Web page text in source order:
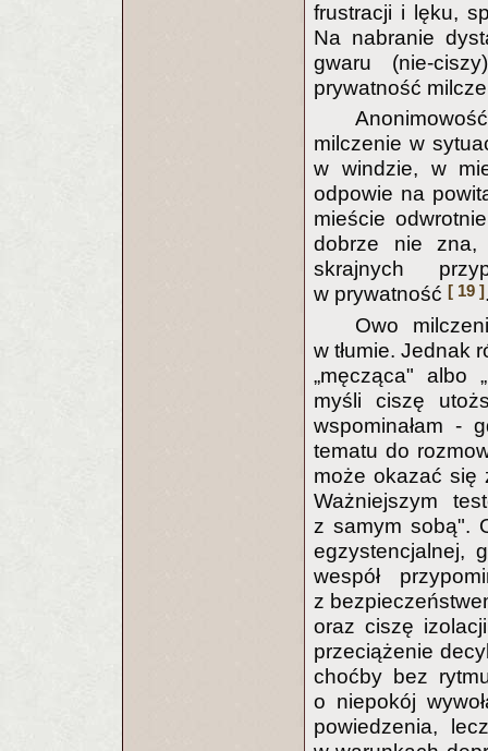
frustracji i lęku,
Na nabranie
gwaru (nie-
prywatność
milczenie w
w windzie, w
odpowie na
mieście
dobrze nie
skrajnych
w prywatność [ 19 ]
Owo
w tłumie. Jednak
„męcząca" albo
myśli ciszę
wspominałam -
tematu do
może okazać się
Ważniejszym
z samym sobą".
egzystencjalnej,
wespół
z
oraz ciszę
przeciążenie
choćby bez
o niepokój
powiedzenia,